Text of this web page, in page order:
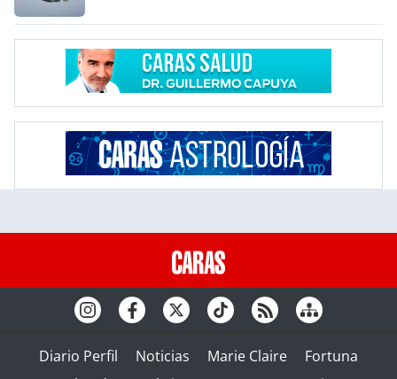
Diario Perfil Noticias Marie Claire
Fortuna